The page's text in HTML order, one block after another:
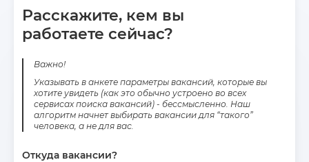
Расскажите, кем вы
работаете сейчас?
Важно!
Указывать в анкете параметры вакансий, которые вы
хотите увидеть (как это обычно устроено во всех
сервисах поиска вакансий) - бессмысленно. Наш
алгоритм начнет выбирать вакансии для “такого”
человека, а не для вас.
Откуда вакансии?